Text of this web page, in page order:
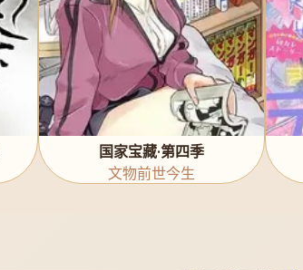
国家宝藏·第四季
文物前世今生